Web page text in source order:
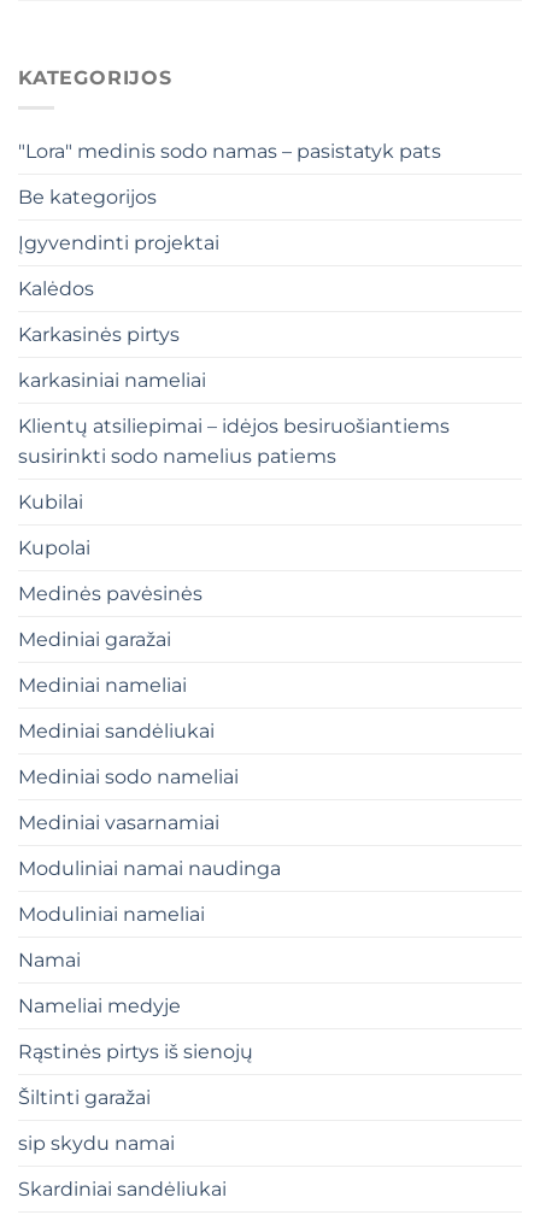
KATEGORIJOS
"Lora" medinis sodo namas – pasistatyk pats
Be kategorijos
Įgyvendinti projektai
Kalėdos
Karkasinės pirtys
karkasiniai nameliai
Klientų atsiliepimai – idėjos besiruošiantiems
susirinkti sodo namelius patiems
Kubilai
Kupolai
Medinės pavėsinės
Mediniai garažai
Mediniai nameliai
Mediniai sandėliukai
Mediniai sodo nameliai
Mediniai vasarnamiai
Moduliniai namai naudinga
Moduliniai nameliai
Namai
Nameliai medyje
Rąstinės pirtys iš sienojų
Šiltinti garažai
sip skydu namai
Skardiniai sandėliukai